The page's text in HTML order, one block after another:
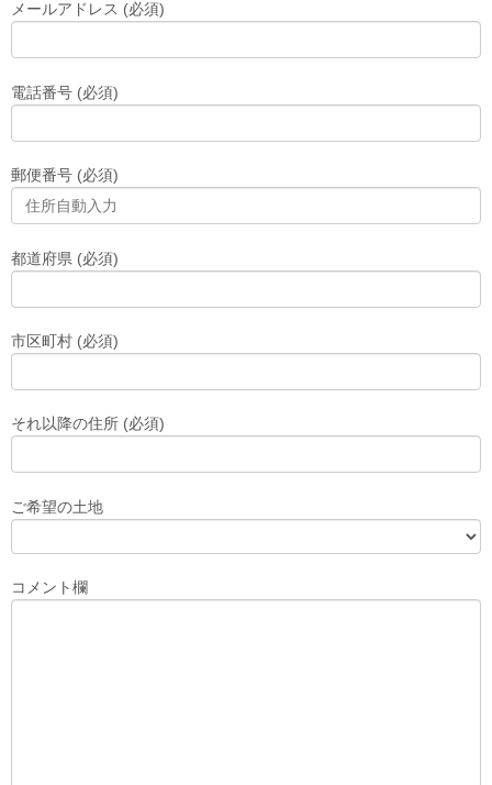
メールアドレス (必須)
電話番号 (必須)
郵便番号 (必須)
都道府県 (必須)
市区町村 (必須)
それ以降の住所 (必須)
ご希望の土地
コメント欄